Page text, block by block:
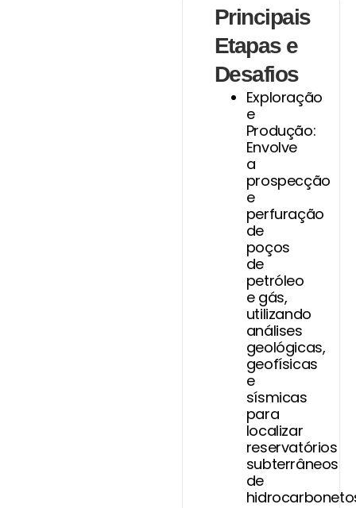
Principais
Etapas e
Desafios
Exploração
e
Produção:
Envolve
a
prospecção
e
perfuração
de
poços
de
petróleo
e gás,
utilizando
análises
geológicas,
geofísicas
e
sísmicas
para
localizar
reservatórios
subterrâneos
de